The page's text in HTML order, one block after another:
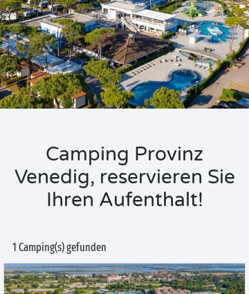
Camping Provinz
Venedig, reservieren Sie
Ihren Aufenthalt!
1 Camping(s) gefunden